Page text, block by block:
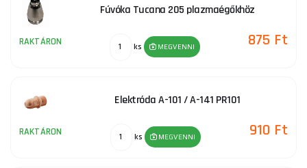
Fúvóka Tucana 205 plazmaégőkhöz
RAKTÁRON ks MEGVENNI 875 Ft
Elektróda A-101 / A-141 PR101
RAKTÁRON ks MEGVENNI 910 Ft